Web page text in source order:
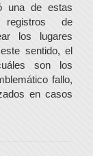
una de estas
de
los lugares
sentido, el
son los
fallo,
en casos